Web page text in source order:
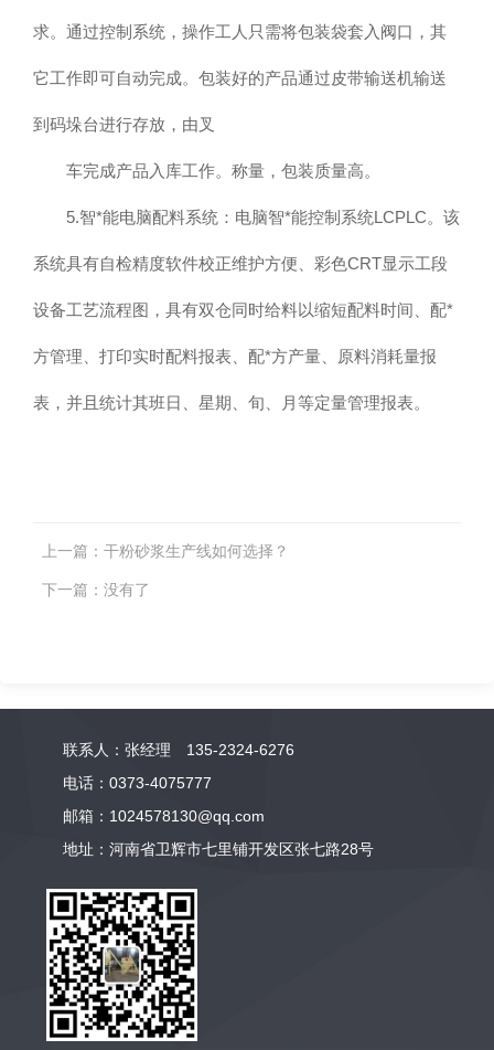
求。通过控制系统，操作工人只需将包装袋套入阀口，其
它工作即可自动完成。包装好的产品通过皮带输送机输送
到码垛台进行存放，由叉
车完成产品入库工作。称量，包装质量高。
5.智*能电脑配料系统：电脑智*能控制系统LCPLC。该
系统具有自检精度软件校正维护方便、彩色CRT显示工段
设备工艺流程图，具有双仓同时给料以缩短配料时间、配*
方管理、打印实时配料报表、配*方产量、原料消耗量报
表，并且统计其班日、星期、旬、月等定量管理报表。
上一篇： 干粉砂浆生产线如何选择？
下一篇： 没有了
联系人：张经理 135-2324-6276
电话：0373-4075777
邮箱：1024578130@qq.com
地址：河南省卫辉市七里铺开发区张七路28号